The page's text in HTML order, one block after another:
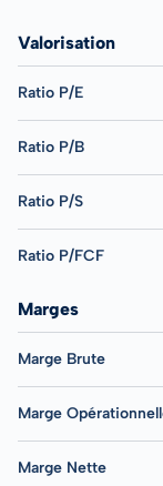
Valorisation
Ratio P/E
Ratio P/B
Ratio P/S
Ratio P/FCF
Marges
Marge Brute
Marge
Marge Nette